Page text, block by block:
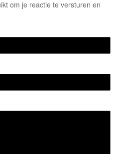
om je reactie te versturen en